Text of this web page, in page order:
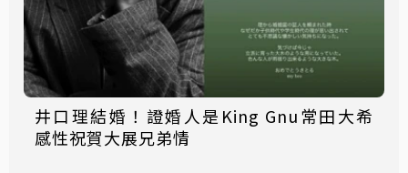
井口理結婚！證婚人是King Gnu常田大希
感性祝賀大展兄弟情